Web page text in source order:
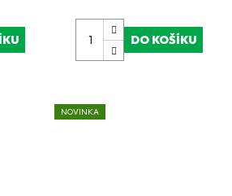
DO KOŠÍKU
NOVINKA